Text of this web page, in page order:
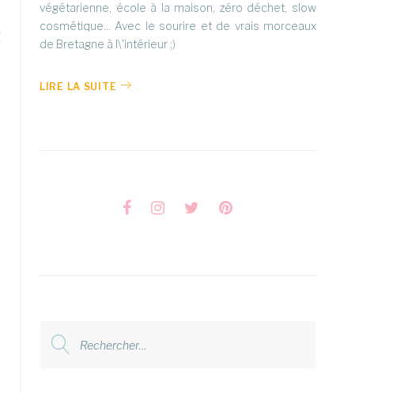
végétarienne, école à la maison, zéro déchet, slow
cosmétique... Avec le sourire et de vrais morceaux
de Bretagne à l\'intérieur ;)
LIRE LA SUITE